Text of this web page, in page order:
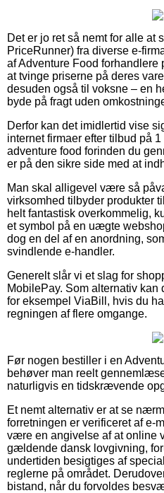
Det er jo ret så nemt for alle at
PriceRunner) fra diverse e-
af Adventure Food
at tvinge priserne på deres
desuden også til voksne – en
byde på fragt uden
Derfor kan det imidlertid vise
internet firmaer efter tilbud på
adventure food forinden du
er på den sikre side med at
Man skal alligevel være så
virksomhed tilbyder produkter
helt fantastisk overkommelig,
et symbol på en uægte
dog en del af en anordning,
svindlende e-handler.
Generelt slår vi et slag for
MobilePay. Som alternativ kan
for eksempel ViaBill, hvis du
regningen af flere omgange.
Før nogen bestiller i en
behøver man reelt
naturligvis en tidskrævende
Et nemt alternativ er at se
forretningen er verificeret af e-
være en angivelse af at online
gældende dansk lovgivning,
undertiden besigtiges af
reglerne på området.
bistand, når du forvoldes